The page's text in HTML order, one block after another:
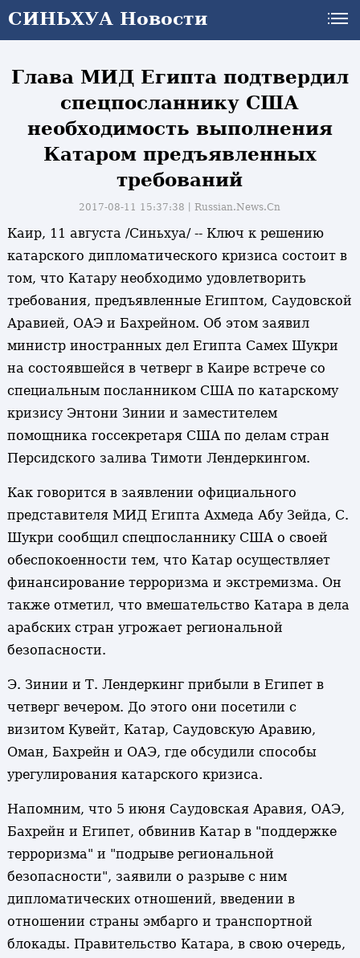
СИНЬХУА Новости
Глава МИД Египта подтвердил
спецпосланнику США
необходимость выполнения
Катаром предъявленных
требований
2017-08-11 15:37:38丨Russian.News.Cn
Каир, 11 августа /Синьхуа/ -- Ключ к решению
катарского дипломатического кризиса состоит в
том, что Катару необходимо удовлетворить
требования, предъявленные Египтом, Саудовской
Аравией, ОАЭ и Бахрейном. Об этом заявил
министр иностранных дел Египта Самех Шукри
на состоявшейся в четверг в Каире встрече со
специальным посланником США по катарскому
кризису Энтони Зинии и заместителем
помощника госсекретаря США по делам стран
Персидского залива Тимоти Лендеркингом.
Как говорится в заявлении официального
представителя МИД Египта Ахмеда Абу Зейда, С.
Шукри сообщил спецпосланнику США о своей
обеспокоенности тем, что Катар осуществляет
финансирование терроризма и экстремизма. Он
также отметил, что вмешательство Катара в дела
арабских стран угрожает региональной
безопасности.
Э. Зинии и Т. Лендеркинг прибыли в Египет в
четверг вечером. До этого они посетили с
визитом Кувейт, Катар, Саудовскую Аравию,
Оман, Бахрейн и ОАЭ, где обсудили способы
урегулирования катарского кризиса.
Напомним, что 5 июня Саудовская Аравия, ОАЭ,
Бахрейн и Египет, обвинив Катар в "поддержке
терроризма" и "подрыве региональной
безопасности", заявили о разрыве с ним
дипломатических отношений, введении в
отношении страны эмбарго и транспортной
блокады. Правительство Катара, в свою очередь,